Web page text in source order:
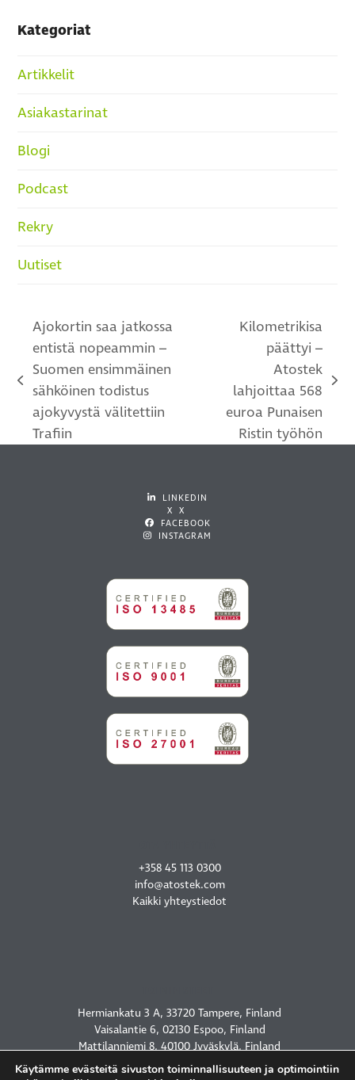
Kategoriat
Artikkelit
Asiakastarinat
Blogi
Podcast
Rekry
Uutiset
previous
post:
Ajokortin saa jatkossa
entistä nopeammin –
Suomen ensimmäinen
sähköinen todistus
ajokyvystä välitettiin
Trafiin
next
post:
Kilometrikisa
päättyi –
Atostek
lahjoittaa 568
euroa Punaisen
Ristin työhön
LINKEDIN
X X
FACEBOOK
INSTAGRAM
+358 45 113 0300
info@atostek.com
Kaikki yhteystiedot
Hermiankatu 3 A, 33720 Tampere, Finland
Vaisalantie 6, 02130 Espoo, Finland
Mattilanniemi 8, 40100 Jyväskylä, Finland
2450 Holcombe Blvd, Houston, TX 77021, USA
Käytämme evästeitä sivuston toiminnallisuuteen ja optimointiin